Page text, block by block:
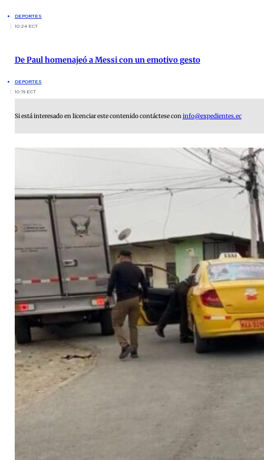
DEPORTES
10:24 ECT
De Paul homenajeó a Messi con un emotivo gesto
DEPORTES
10:19 ECT
Si está interesado en licenciar este contenido contáctese con info@expedientes.ec